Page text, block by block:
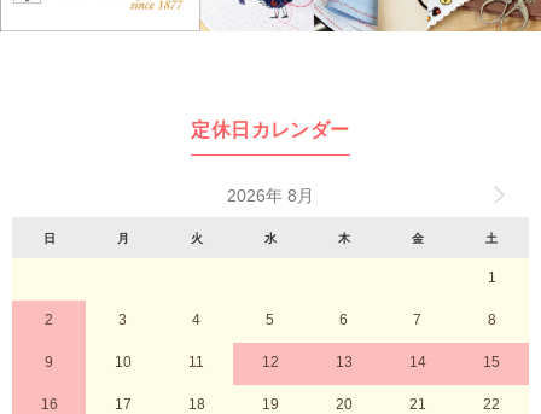
定休日カレンダー
2026年 8月
日 月 火 水 木 金 土
1
2 3 4 5 6 7 8
9 10 11 12 13 14 15
16 17 18 19 20 21 22